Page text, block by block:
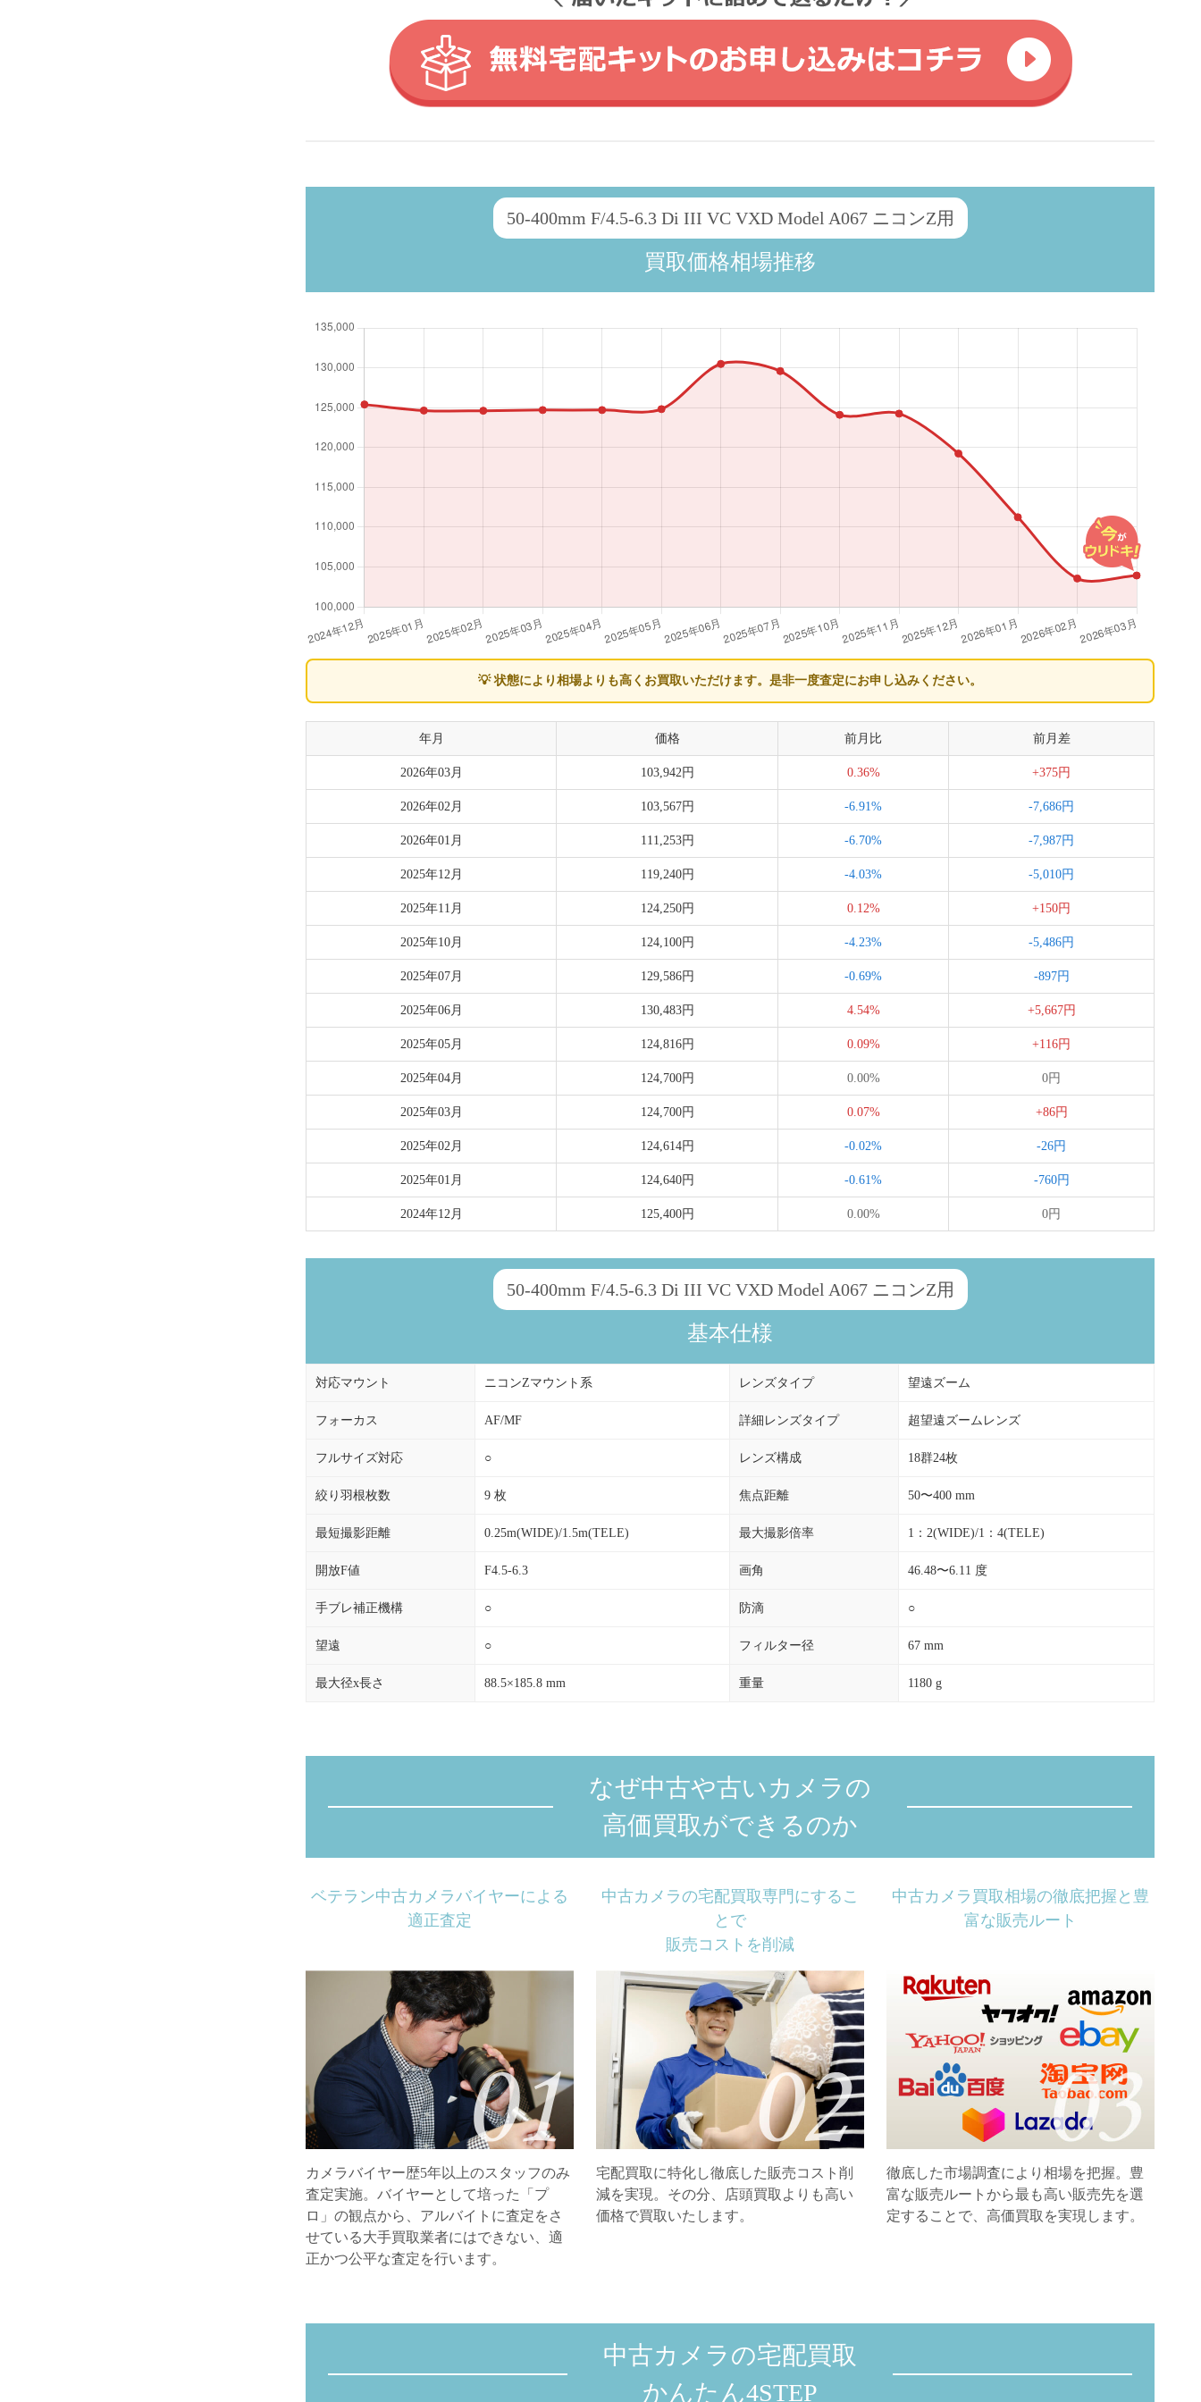
50-400mm F/4.5-6.3 Di III VC VXD Model A067 ニコンZ用
買取価格相場推移
💡 状態により相場よりも高くお買取いただけます。 是非一度査定にお申し込みください。
年月 価格 前月比 前月差
2026年03月 103,942円 0.36% +375円
2026年02月 103,567円 -6.91% -7,686円
2026年01月 111,253円 -6.70% -7,987円
2025年12月 119,240円 -4.03% -5,010円
2025年11月 124,250円 0.12% +150円
2025年10月 124,100円 -4.23% -5,486円
2025年07月 129,586円 -0.69% -897円
2025年06月 130,483円 4.54% +5,667円
2025年05月 124,816円 0.09% +116円
2025年04月 124,700円 0.00% 0円
2025年03月 124,700円 0.07% +86円
2025年02月 124,614円 -0.02% -26円
2025年01月 124,640円 -0.61% -760円
2024年12月 125,400円 0.00% 0円
50-400mm F/4.5-6.3 Di III VC VXD Model A067 ニコンZ用
基本仕様
対応マウント ニコンZマウント系 レンズタイプ 望遠ズーム
フォーカス AF/MF 詳細レンズタイプ 超望遠ズームレンズ
フルサイズ対応 ○ レンズ構成 18群24枚
絞り羽根枚数 9 枚 焦点距離 50〜400 mm
最短撮影距離 0.25m(WIDE)/1.5m(TELE) 最大撮影倍率 1：2(WIDE)/1：4(TELE)
開放F値 F4.5-6.3 画角 46.48〜6.11 度
手ブレ補正機構 ○ 防滴 ○
望遠 ○ フィルター径 67 mm
最大径x長さ 88.5×185.8 mm 重量 1180 g
なぜ中古や古いカメラの
高価買取ができるのか
ベテラン中古カメラバイヤーによる
適正査定
カメラバイヤー歴5年以上のスタッフのみ
査定実施。バイヤーとして培った「プ
ロ」の観点から、アルバイトに査定をさ
せている大手買取業者にはできない、適
正かつ公平な査定を行います。
中古カメラの宅配買取専門にするこ
とで
販売コストを削減
宅配買取に特化し徹底した販売コスト削
減を実現。その分、店頭買取よりも高い
価格で買取いたします。
中古カメラ買取相場の徹底把握と豊
富な販売ルート
徹底した市場調査により相場を把握。豊
富な販売ルートから最も高い販売先を選
定することで、高価買取を実現します。
中古カメラの宅配買取
かんたん4STEP